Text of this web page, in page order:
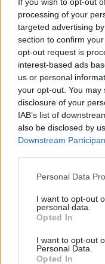
processing of your
targeted advertising
section to confirm
opt-out request is
interest-based ads
us or personal
your opt-out. You
disclosure of your
IAB’s list of
also be disclosed by
Downstream
Personal Data
I want to opt-out
personal data.
Opted In
I want to opt-out
Personal Data.
Opted In